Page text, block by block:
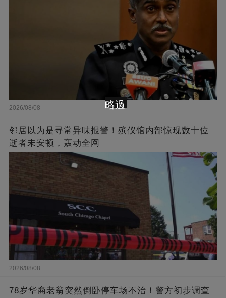
2026/08/08
邻居以为是寻常异味报警！殡仪馆内部惊现数十位
逝者未安顿，轰动全网
2026/08/08
78岁华裔老翁突然倒卧停车场不治！警方初步调查
略過